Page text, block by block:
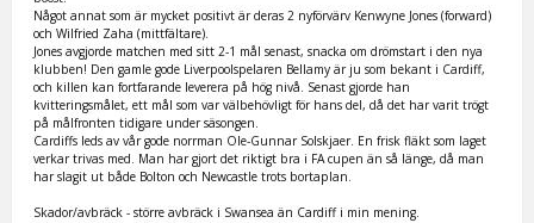
Något annat som är mycket positivt är deras 2 nyförvärv Kenwyne Jones (forward)
och Wilfried Zaha (mittfältare).
Jones avgjorde matchen med sitt 2-1 mål senast, snacka om drömstart i den nya
klubben! Den gamle gode Liverpoolspelaren Bellamy är ju som bekant i Cardiff,
och killen kan fortfarande leverera på hög nivå. Senast gjorde han
kvitteringsmålet, ett mål som var välbehövligt för hans del, då det har varit trögt
på målfronten tidigare under säsongen.
Cardiffs leds av vår gode norrman Ole-Gunnar Solskjaer. En frisk fläkt som laget
verkar trivas med. Man har gjort det riktigt bra i FA cupen än så länge, då man
har slagit ut både Bolton och Newcastle trots bortaplan.
Skador/avbräck - större avbräck i Swansea än Cardiff i min mening.